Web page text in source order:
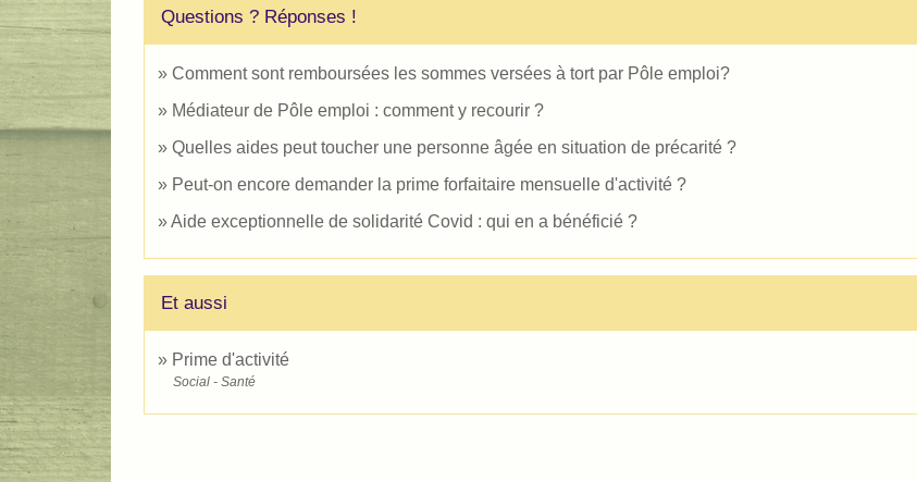
Questions ? Réponses !
Comment sont remboursées les sommes versées à tort par Pôle emploi?
Médiateur de Pôle emploi : comment y recourir ?
Quelles aides peut toucher une personne âgée en situation de précarité ?
Peut-on encore demander la prime forfaitaire mensuelle d'activité ?
Aide exceptionnelle de solidarité Covid : qui en a bénéficié ?
Et aussi
Prime d'activité
Social - Santé